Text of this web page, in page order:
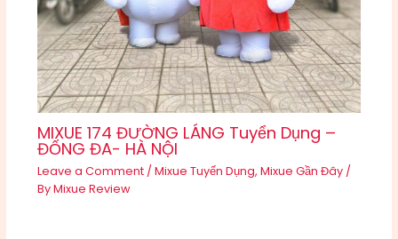
MIXUE 174 ĐƯỜNG LÁNG Tuyển Dụng –
ĐỐNG ĐA- HÀ NỘI
Leave a Comment / Mixue Tuyển Dụng, Mixue Gần Đây/
ByMixue Review